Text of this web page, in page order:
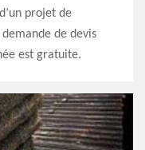
projet de
de devis
est gratuite.